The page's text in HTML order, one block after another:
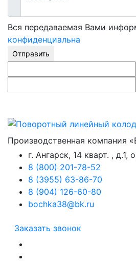
Вся передаваемая Вами
конфиденциальна
Отправить
Производственная компания
г. Ангарск, 14 кварт. , д.1,
8 (800) 201-78-52
8 (3955) 63-86-70
8 (904) 126-60-80
bochka38@bk.ru
Заказать звонок